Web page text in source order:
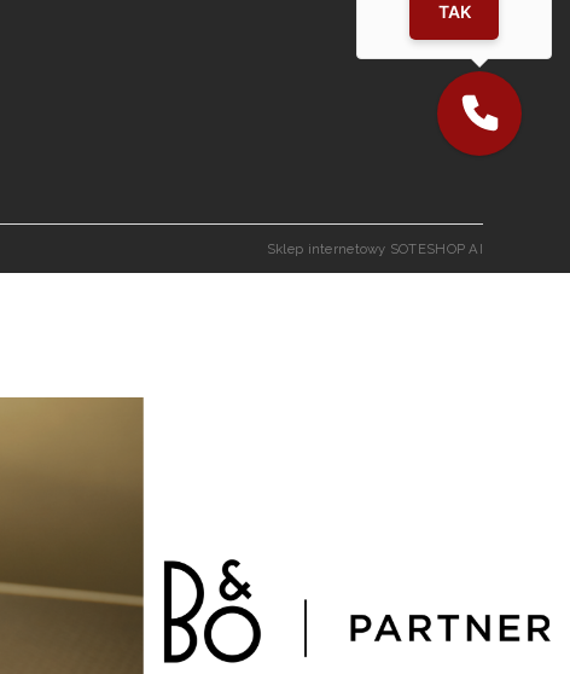
Sklep internetowy SOTESHOP AI
TAK